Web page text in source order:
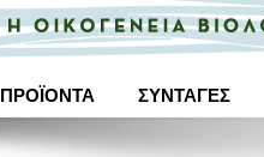
ΠΡΟΪΟΝΤΑ ΣΥΝΤΑΓΕΣ